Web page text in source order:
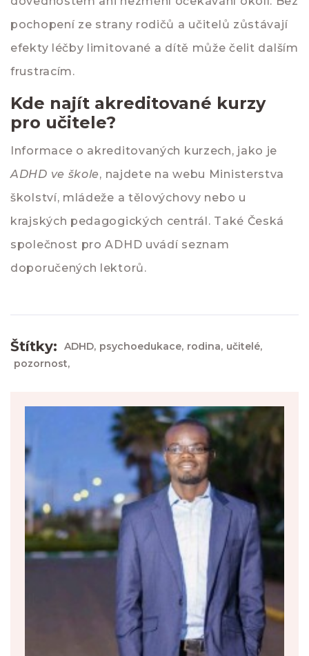
pochopení ze strany rodičů a učitelů zůstávají
efekty léčby limitované a dítě může čelit dalším
frustracím.
Kde najít akreditované kurzy
pro učitele?
Informace o akreditovaných kurzech, jako je
ADHD ve škole, najdete na webu Ministerstva
školství, mládeže a tělovýchovy nebo u
krajských pedagogických centrál. Také Česká
společnost pro ADHD uvádí seznam
doporučených lektorů.
Štítky: ADHD, psychoedukace, rodina, učitelé,
pozornost,